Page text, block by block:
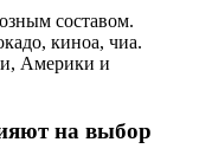
составом.
киноа, чиа.
Америки и
на выбор